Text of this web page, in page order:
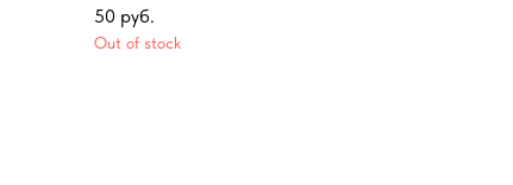
50 руб.
Out of stock